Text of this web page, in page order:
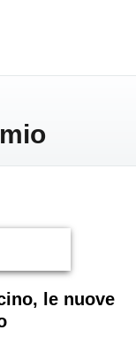
le nuove